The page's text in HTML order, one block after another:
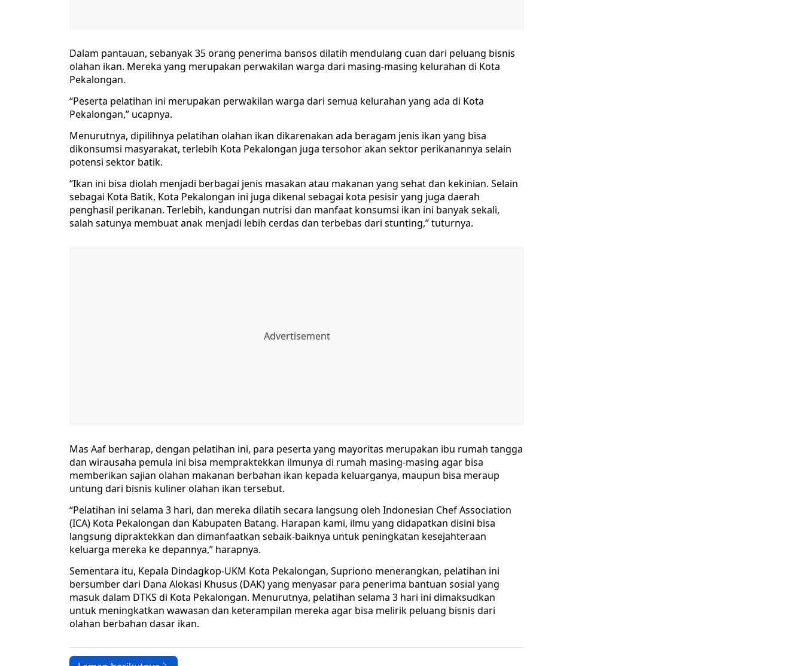
Dalam pantauan, sebanyak 35 orang penerima bansos dilatih mendulang cuan dari peluang bisnis
olahan ikan. Mereka yang merupakan perwakilan warga dari masing-masing kelurahan di Kota
Pekalongan.
“Peserta pelatihan ini merupakan perwakilan warga dari semua kelurahan yang ada di Kota
Pekalongan,” ucapnya.
Menurutnya, dipilihnya pelatihan olahan ikan dikarenakan ada beragam jenis ikan yang bisa
dikonsumsi masyarakat, terlebih Kota Pekalongan juga tersohor akan sektor perikanannya selain
potensi sektor batik.
“Ikan ini bisa diolah menjadi berbagai jenis masakan atau makanan yang sehat dan kekinian. Selain
sebagai Kota Batik, Kota Pekalongan ini juga dikenal sebagai kota pesisir yang juga daerah
penghasil perikanan. Terlebih, kandungan nutrisi dan manfaat konsumsi ikan ini banyak sekali,
salah satunya membuat anak menjadi lebih cerdas dan terbebas dari stunting,” tuturnya.
Mas Aaf berharap, dengan pelatihan ini, para peserta yang mayoritas merupakan ibu rumah tangga
dan wirausaha pemula ini bisa mempraktekkan ilmunya di rumah masing-masing agar bisa
memberikan sajian olahan makanan berbahan ikan kepada keluarganya, maupun bisa meraup
untung dari bisnis kuliner olahan ikan tersebut.
“Pelatihan ini selama 3 hari, dan mereka dilatih secara langsung oleh Indonesian Chef Association
(ICA) Kota Pekalongan dan Kabupaten Batang. Harapan kami, ilmu yang didapatkan disini bisa
langsung dipraktekkan dan dimanfaatkan sebaik-baiknya untuk peningkatan kesejahteraan
keluarga mereka ke depannya,” harapnya.
Sementara itu, Kepala Dindagkop-UKM Kota Pekalongan, Supriono menerangkan, pelatihan ini
bersumber dari Dana Alokasi Khusus (DAK) yang menyasar para penerima bantuan sosial yang
masuk dalam DTKS di Kota Pekalongan. Menurutnya, pelatihan selama 3 hari ini dimaksudkan
untuk meningkatkan wawasan dan keterampilan mereka agar bisa melirik peluang bisnis dari
olahan berbahan dasar ikan.